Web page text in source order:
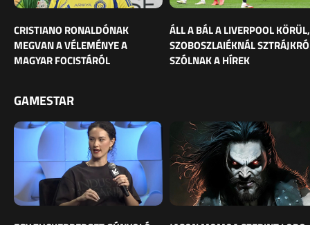
CRISTIANO RONALDÓNAK
MEGVAN A VÉLEMÉNYE A
MAGYAR FOCISTÁRÓL
ÁLL A BÁL A LIVERPOOL KÖRÜL,
SZOBOSZLAIÉKNÁL
SZÓLNAK A HÍREK
GAMESTAR